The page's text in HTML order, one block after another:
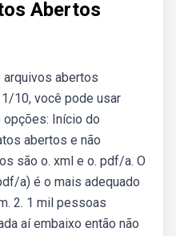
Abertos
abertos
10, você pode usar
opções: Início do
abertos e não
são o. xml e o. pdf/a. O
a) é o mais adequado
2. 1 mil pessoas
aí embaixo então não